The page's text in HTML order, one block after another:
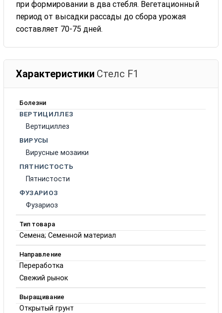
при формировании в два стебля. Вегетационный
период от высадки рассады до сбора урожая
составляет 70-75 дней.
Характеристики Стелс F1
Болезни
ВЕРТИЦИЛЛЕЗ
Вертициллез
ВИРУСЫ
Вирусные мозаики
ПЯТНИСТОСТЬ
Пятнистости
ФУЗАРИОЗ
Фузариоз
Тип товара
Семена; Семенной материал
Направление
Переработка
Свежий рынок
Выращивание
Открытый грунт